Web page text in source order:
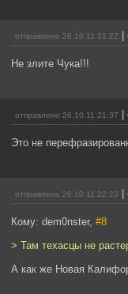
отправлено 26.10.11 21:22
Не злите Чука!!!
отправлено 26.10.11 21:37
Это не
отправлено 26.10.11 22:23
Кому: dem0nster, #8
> Там техасцы не
А как же Новая